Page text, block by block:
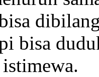
bisa